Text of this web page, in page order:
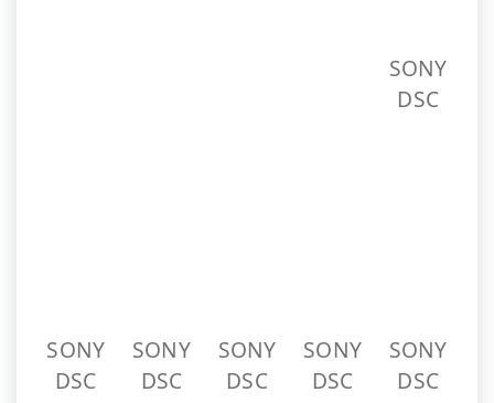
SONY
DSC
SONY
DSC
SONY
DSC
SONY
DSC
SONY
DSC